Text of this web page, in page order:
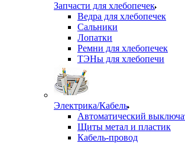
Запчасти для хлебопечек
Ведра для хлебопечек
Сальники
Лопатки
Ремни для хлебопечек
ТЭНы для хлебопечи
Электрика/Кабель
Автоматический
Щиты метал и пластик
Кабель-провод